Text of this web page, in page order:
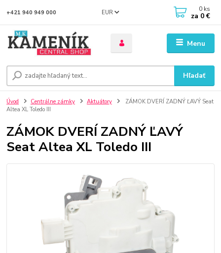
Menu
EUR
Hľadať
+421 940 949 000 0 ks
za 0 €
Úvod Centrálne zámky Aktuátory
ZÁMOK DVERÍ ZADNÝ ĽAVÝ Seat
Altea XL Toledo III
ZÁMOK DVERÍ ZADNÝ ĽAVÝ
Seat Altea XL Toledo III